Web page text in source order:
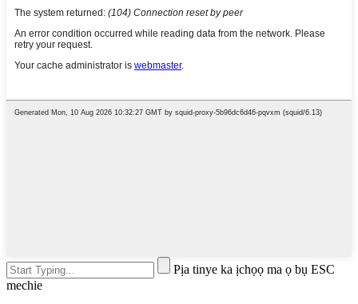
Pịa tinye ka ịchọọ ma ọ bụ ESC
mechie